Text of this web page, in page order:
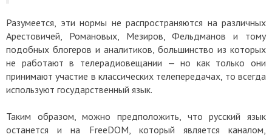
Разумеется, эти нормы не распространяются на различных
Арестовичей, Романовых, Мезиров, Фельдманов и тому
подобных блогеров и аналитиков, большинство из которых
не работают в телерадиовещании — но как только они
принимают участие в классических телепередачах, то всегда
используют государственный язык.
Таким образом, можно предположить, что русский язык
останется и на FreeDOM, который является каналом,